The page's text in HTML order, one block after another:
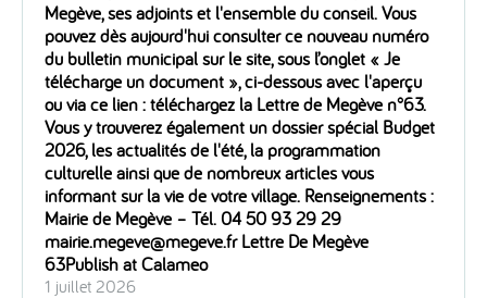
Megève, ses adjoints et l'ensemble du conseil. Vous
pouvez dès aujourd'hui consulter ce nouveau numéro
du bulletin municipal sur le site, sous l’onglet « Je
télécharge un document », ci-dessous avec l'aperçu
ou via ce lien : téléchargez la Lettre de Megève n°63.
Vous y trouverez également un dossier spécial Budget
2026, les actualités de l'été, la programmation
culturelle ainsi que de nombreux articles vous
informant sur la vie de votre village. Renseignements :
Mairie de Megève – Tél. 04 50 93 29 29
mairie.megeve@megeve.fr Lettre De Megève
63Publish at Calameo
1 juillet 2026